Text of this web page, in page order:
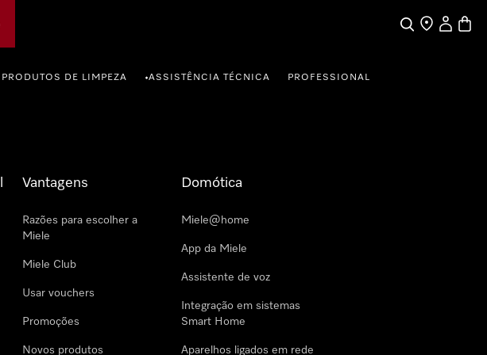
PesquisaEncontrar loja
A minha
PRODUTOS DE LIMPEZA •ASSISTÊNCIA TÉCNICA PROFESSIONAL
Vantagens
Razões para escolher a
Miele
Miele Club
Usar vouchers
Promoções
Novos produtos
Domótica
Miele@home
App da Miele
Assistente de voz
Integração em sistemas
Smart Home
Aparelhos ligados em rede